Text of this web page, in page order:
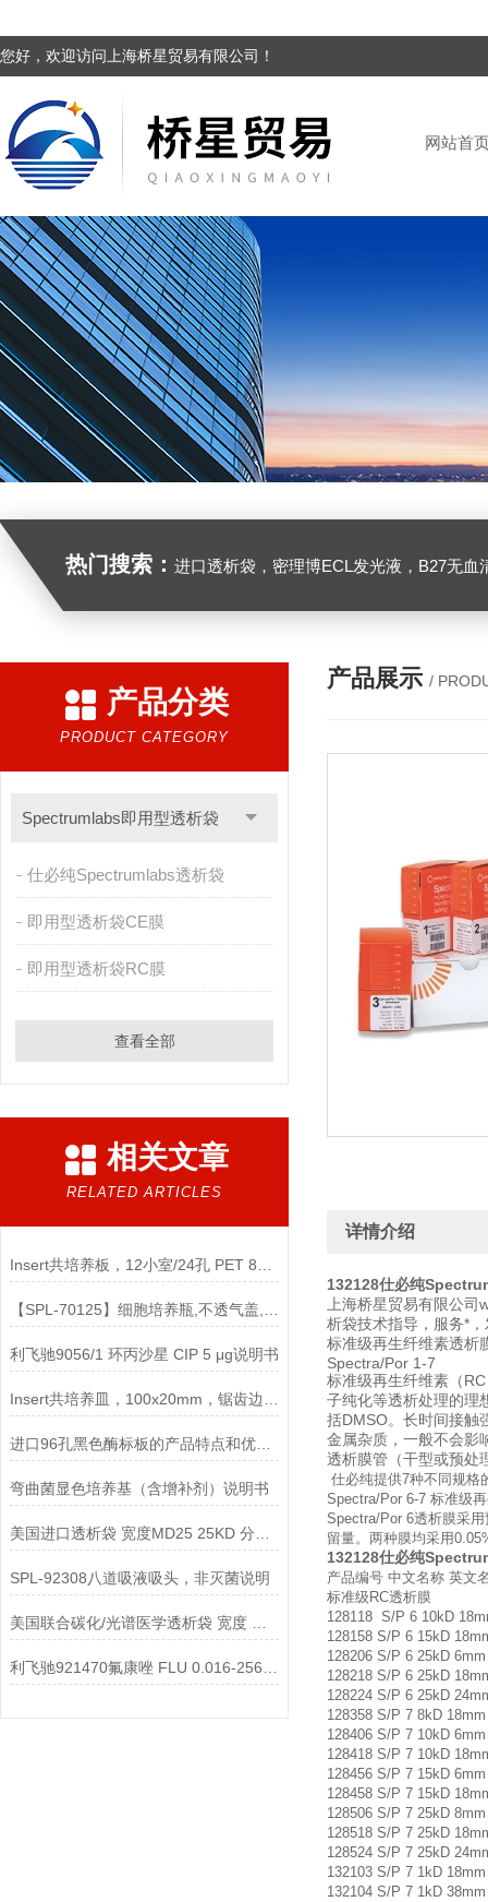
您好，欢迎访问上海桥星贸易有限公司！
网站首
热门搜索： 进口透析袋，密理博ECL发光液，B27无血清培养基，N2培养基，紫外酶标板，Gibco胶原酶，
产品分类
PRODUCT CATEGORY
Spectrumlabs即用型透析袋
仕必纯Spectrumlabs透析袋
即用型透析袋CE膜
即用型透析袋RC膜
查看全部
相关文章
RELATED ARTICLES
利飞驰9056/1 环丙沙星 CIP 5 μg说明书
进口96孔黑色酶标板的产品特点和优势介绍
弯曲菌显色培养基（含增补剂）说明书
SPL-92308八道吸液吸头，非灭菌说明
产品展示 /
详情介绍
132128仕必纯
上海桥星贸易有限公
析袋技术指导，服务*
标准级再生纤维素透析
Spectra/Por 1-7
标准级再生纤维素（
子纯化等透析处理的理
括DMSO。长时间接触
金属杂质，一般不会影
透析膜管（干型或预处
仕必纯提供7种不同规格
Spectra/Por 6-7 标准级
Spectra/Por 6透析膜采
留量。两种膜均采用
132128仕必纯
产品编号 中文名称 英文
标准级RC透析膜
128118 S/P 6 10kD
128158 S/P 6 15kD
128206 S/P 6 25kD
128218 S/P 6 25kD
128224 S/P 6 25kD
128358 S/P 7 8kD
128406 S/P 7 10kD
128418 S/P 7 10kD
128456 S/P 7 15kD
128458 S/P 7 15kD
128506 S/P 7 25kD
128518 S/P 7 25kD
128524 S/P 7 25kD
132103 S/P 7 1kD
132104 S/P 7 1kD